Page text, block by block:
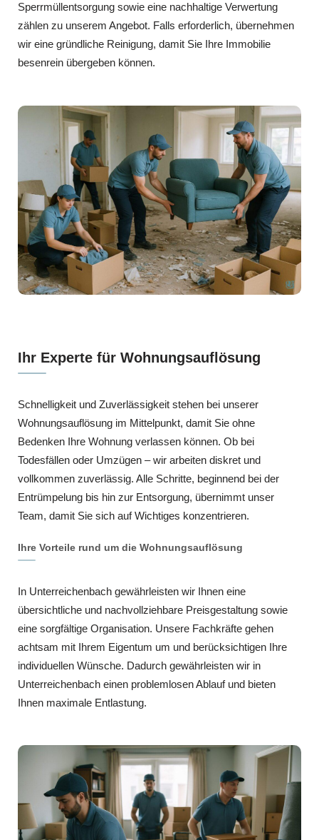
Sperrmüllentsorgung sowie eine nachhaltige Verwertung
zählen zu unserem Angebot. Falls erforderlich, übernehmen
wir eine gründliche Reinigung, damit Sie Ihre Immobilie
besenrein übergeben können.
Ihr Experte für Wohnungsauflösung
Schnelligkeit und Zuverlässigkeit stehen bei unserer
Wohnungsauflösung im Mittelpunkt, damit Sie ohne
Bedenken Ihre Wohnung verlassen können. Ob bei
Todesfällen oder Umzügen – wir arbeiten diskret und
vollkommen zuverlässig. Alle Schritte, beginnend bei der
Entrümpelung bis hin zur Entsorgung, übernimmt unser
Team, damit Sie sich auf Wichtiges konzentrieren.
Ihre Vorteile rund um die Wohnungsauflösung
In Unterreichenbach gewährleisten wir Ihnen eine
übersichtliche und nachvollziehbare Preisgestaltung sowie
eine sorgfältige Organisation. Unsere Fachkräfte gehen
achtsam mit Ihrem Eigentum um und berücksichtigen Ihre
individuellen Wünsche. Dadurch gewährleisten wir in
Unterreichenbach einen problemlosen Ablauf und bieten
Ihnen maximale Entlastung.